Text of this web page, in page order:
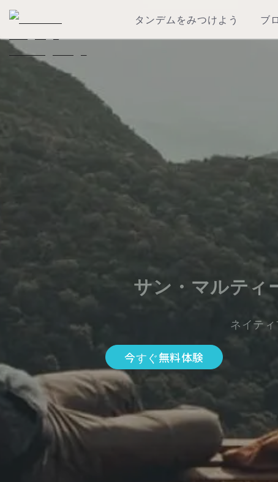
タンデムをみつけよう ブ
サン・マルティ
ネイテ
今すぐ無料体験